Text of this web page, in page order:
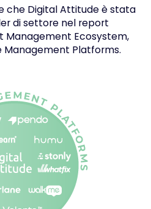
che Digital Attitude è stata
di settore nel report
Management Ecosystem,
Platforms.